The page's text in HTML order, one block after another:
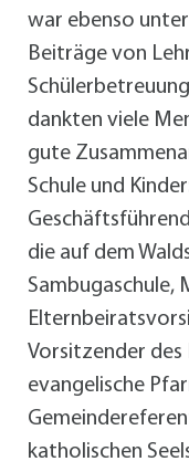
war ebenso
Beiträge von
dankten viele
gute
Schule und
die auf dem
Sambugaschule,
Vorsitzender des
evangelische
katholischen